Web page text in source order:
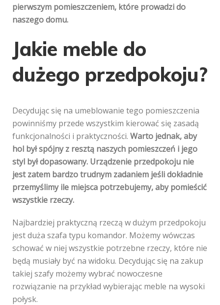
pierwszym pomieszczeniem, które prowadzi do
naszego domu.
Jakie meble do
dużego przedpokoju?
Decydując się na umeblowanie tego pomieszczenia
powinniśmy przede wszystkim kierować się zasadą
funkcjonalności i praktyczności. Warto jednak, aby
hol był spójny z resztą naszych pomieszczeń i jego
styl był dopasowany. Urządzenie przedpokoju nie
jest zatem bardzo trudnym zadaniem jeśli dokładnie
przemyślimy ile miejsca potrzebujemy, aby pomieścić
wszystkie rzeczy.
Najbardziej praktyczną rzeczą w dużym przedpokoju
jest duża szafa typu komandor. Możemy wówczas
schować w niej wszystkie potrzebne rzeczy, które nie
będą musiały być na widoku. Decydując się na zakup
takiej szafy możemy wybrać nowoczesne
rozwiązanie na przykład wybierając meble na wysoki
połysk.